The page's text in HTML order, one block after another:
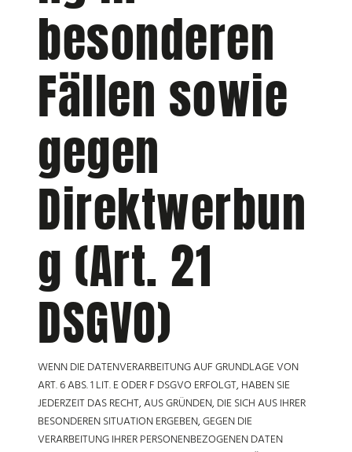
besonderen
Fällen sowie
gegen
Direktwerbun
g (Art. 21
DSGVO)
WENN DIE DATENVERARBEITUNG AUF GRUNDLAGE VON
ART. 6 ABS. 1 LIT. E ODER F DSGVO ERFOLGT, HABEN SIE
JEDERZEIT DAS RECHT, AUS GRÜNDEN, DIE SICH AUS IHRER
BESONDEREN SITUATION ERGEBEN, GEGEN DIE
VERARBEITUNG IHRER PERSONENBEZOGENEN DATEN